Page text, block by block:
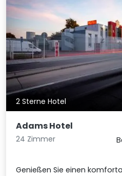
2 Sterne Hotel
Adams Hotel
24 Zimmer
Genießen Sie einen